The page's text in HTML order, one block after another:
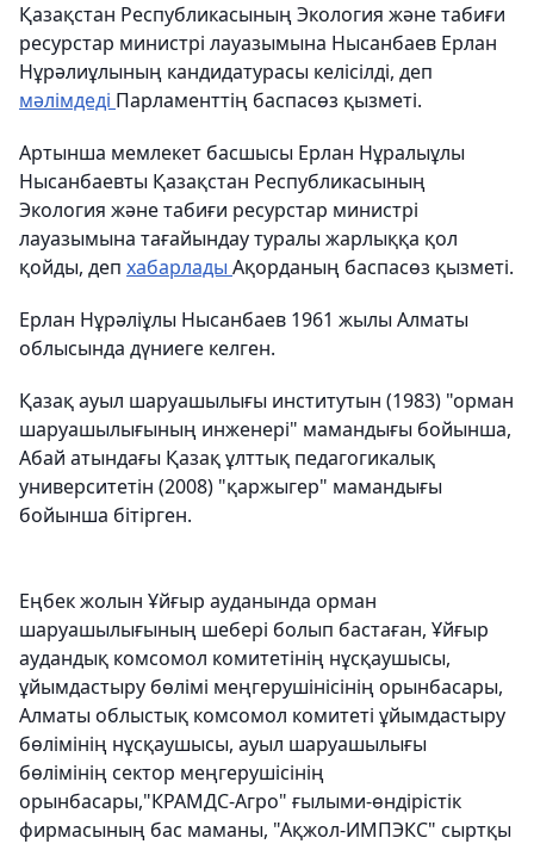
Қазақстан Республикасының Экология және табиғи
ресурстар министрі лауазымына Нысанбаев Ерлан
Нұрәлиұлының кандидатурасы келісілді, деп
мәлімдеді Парламенттің баспасөз қызметі.
Артынша мемлекет басшысы Ерлан Нұралыұлы
Нысанбаевты Қазақстан Республикасының
Экология және табиғи ресурстар министрі
лауазымына тағайындау туралы жарлыққа қол
қойды, деп хабарлады Ақорданың баспасөз қызметі.
Ерлан Нұрәліұлы Нысанбаев 1961 жылы Алматы
облысында дүниеге келген.
Қазақ ауыл шаруашылығы институтын (1983) "орман
шаруашылығының инженері" мамандығы бойынша,
Абай атындағы Қазақ ұлттық педагогикалық
университетін (2008) "қаржыгер" мамандығы
бойынша бітірген.
Еңбек жолын Ұйғыр ауданында орман
шаруашылығының шебері болып бастаған, Ұйғыр
аудандық комсомол комитетінің нұсқаушысы,
ұйымдастыру бөлімі меңгерушінісінің орынбасары,
Алматы облыстық комсомол комитеті ұйымдастыру
бөлімінің нұсқаушысы, ауыл шаруашылығы
бөлімінің сектор меңгерушісінің
орынбасары,"КРАМДС-Агро" ғылыми-өндірістік
фирмасының бас маманы, "Ақжол-ИМПЭКС" сыртқы